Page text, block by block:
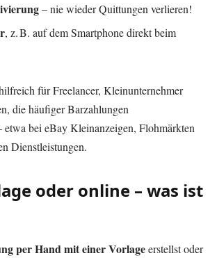
– nie wieder Quittungen verlieren!
, z. B. auf dem Smartphone direkt beim
für Freelancer, Kleinunternehmer
die häufiger Barzahlungen
etwa bei eBay Kleinanzeigen, Flohmärkten
Dienstleistungen.
oder online – was ist
per Hand mit einer Vorlageerstellst oder